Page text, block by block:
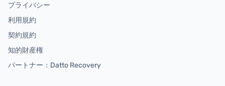
プライバシー
利用規約
契約規約
知的財産権
パートナー：Datto Recovery